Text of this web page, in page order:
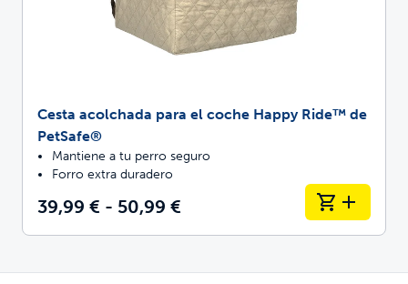
Cesta acolchada para el coche Happy Ride™ de
PetSafe®
Mantiene a tu perro seguro
Forro extra duradero
39,99 € - 50,99 €